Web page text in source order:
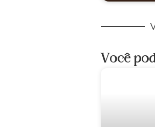
Você